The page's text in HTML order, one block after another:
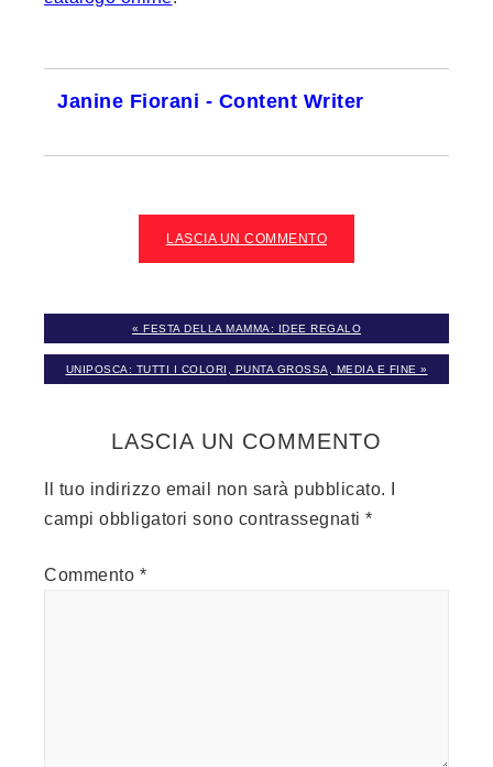
Janine Fiorani - Content Writer
LASCIA UN COMMENTO
« FESTA DELLA MAMMA: IDEE REGALO
UNIPOSCA: TUTTI I COLORI, PUNTA GROSSA, MEDIA E FINE »
LASCIA UN COMMENTO
Il tuo indirizzo email non sarà pubblicato.
campi obbligatori sono contrassegnati *
Commento *